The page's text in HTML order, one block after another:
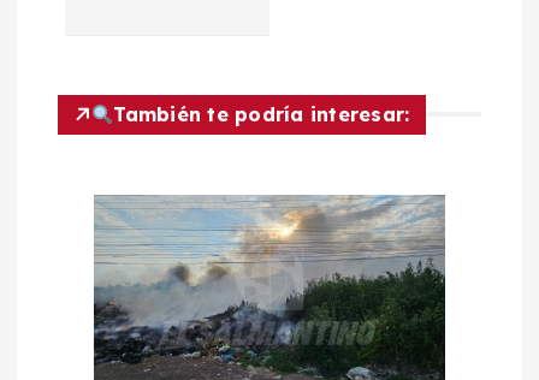
También te podría interesar: